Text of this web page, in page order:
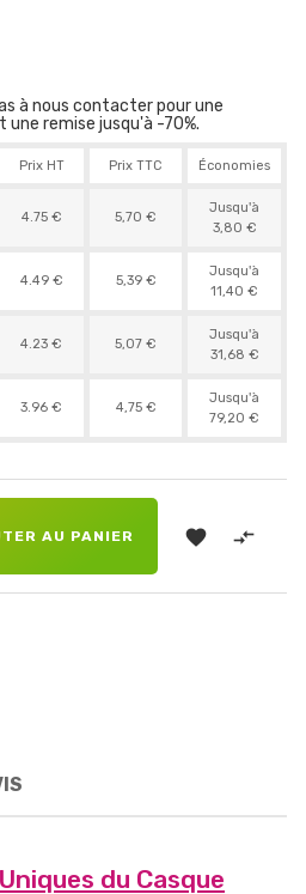
à nous contacter pour une
remise jusqu'à -70%.
Prix HT Prix TTC Économies
4.75 € 5,70 €
Jusqu'à
3,80 €
4.49 € 5,39 €
Jusqu'à
11,40 €
4.23 € 5,07 €
Jusqu'à
31,68 €
3.96 € 4,75 €
Jusqu'à
79,20 €
AU PANIER  
du Casque